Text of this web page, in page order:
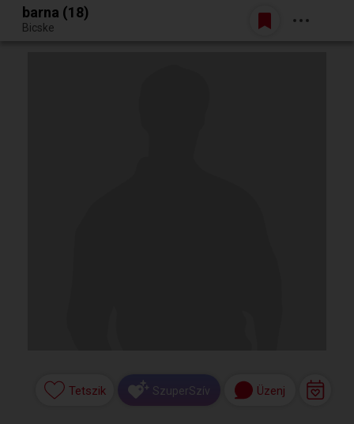
Egy jó randiból bármi lehet.
Belépés
barna (18)
Bicske
Tetszik SzuperSzív Üzenj